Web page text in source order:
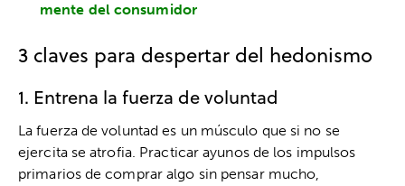
mente del consumidor
3 claves para despertar del hedonismo
1. Entrena la fuerza de voluntad
La fuerza de voluntad es un músculo que si no se
ejercita se atrofia. Practicar ayunos de los impulsos
primarios de comprar algo sin pensar mucho,